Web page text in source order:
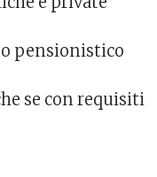
pensionistico
se con requisiti